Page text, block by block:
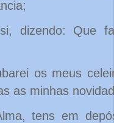
dizendo: Que
os meus
as minhas
tens em